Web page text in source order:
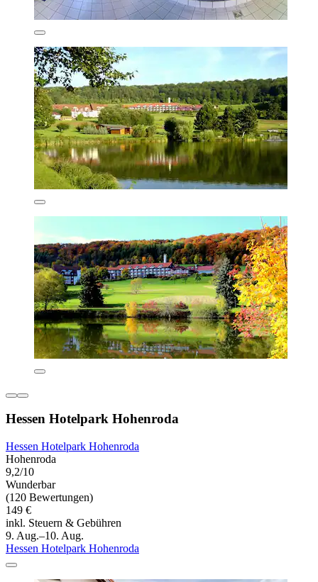
Hessen Hotelpark Hohenroda
Hessen Hotelpark Hohenroda
Hohenroda
9,2/10
Wunderbar
(120 Bewertungen)
149 €
inkl. Steuern & Gebühren
9. Aug.–10. Aug.
Hessen Hotelpark Hohenroda